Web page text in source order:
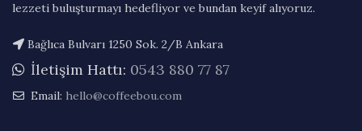
lezzeti buluşturmayı hedefliyor ve bundan keyif alıyoruz.
Bağlıca Bulvarı 1250 Sok. 2/B Ankara
İletişim Hattı: 0543 880 77 87
Email: hello@coffeebou.com